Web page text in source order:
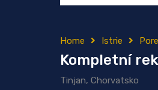
Home Istrie
Kompletní
Tinjan, Chorvatsko